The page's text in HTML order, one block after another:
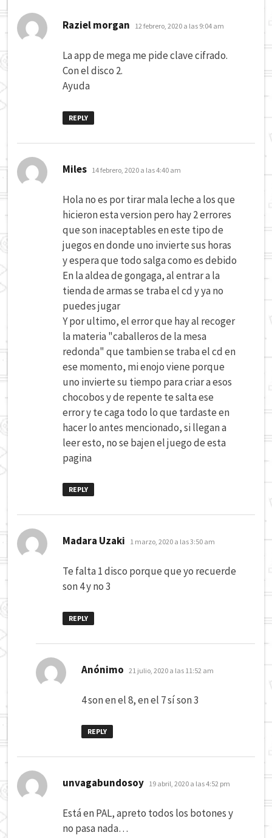
Raziel morgan dice:
12 febrero, 2020 a las 9:04 am
La app de mega me pide clave cifrado.
Con el disco 2.
Ayuda
REPLY
Miles dice:
14 febrero, 2020 a las 4:40 am
Hola no es por tirar mala leche a los que
hicieron esta version pero hay 2 errores
que son inaceptables en este tipo de
juegos en donde uno invierte sus horas
y espera que todo salga como es debido
En la aldea de gongaga, al entrar a la
tienda de armas se traba el cd y ya no
puedes jugar
Y por ultimo, el error que hay al recoger
la materia "caballeros de la mesa
redonda" que tambien se traba el cd en
ese momento, mi enojo viene porque
uno invierte su tiempo para criar a esos
chocobos y de repente te salta ese
error y te caga todo lo que tardaste en
hacer lo antes mencionado, si llegan a
leer esto, no se bajen el juego de esta
pagina
REPLY
Madara Uzaki dice:
1 marzo, 2020 a las 3:50 am
Te falta 1 disco porque que yo recuerde
son 4 y no 3
REPLY
Anónimo dice:
21 julio, 2020 a las 11:52 am
4 son en el 8, en el 7 sí son 3
REPLY
unvagabundosoy dice:
19 abril, 2020 a las 4:52 pm
Está en PAL, apreto todos los botones y
no pasa nada…